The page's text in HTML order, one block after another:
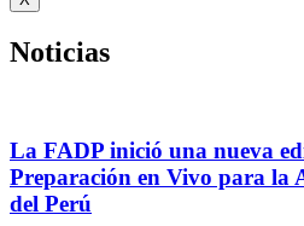
Noticias
La FADP inició una nueva
Preparación en Vivo para la
del Perú